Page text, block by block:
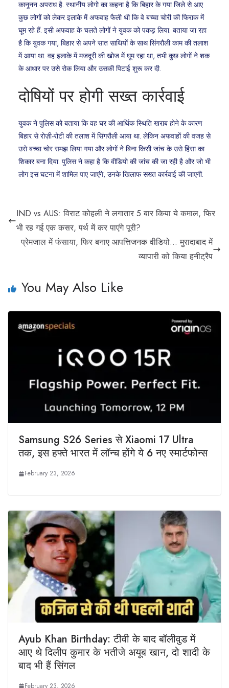
कानूनन अपराध है. स्थानीय लोगो का कहना है कि बिहार के गया जिले से आए
कुछ लोगों को लेकर इलाके में अफवाह फैली थी कि वे बच्चा चोरी की फिराक में
घूम रहे हैं. इसी अफवाह के चलते लोगों ने युवक को पकड़ लिया. बताया जा रहा
है कि युवक गया, बिहार से अपने सात साथियों के साथ सिंगरौली काम की तलाश
में आया था. वह इलाके में मजदूरी की खोज में घूम रहा था, तभी कुछ लोगों ने शक
के आधार पर उसे रोक लिया और उसकी पिटाई शुरू कर दी.
दोषियों पर होगी सख्त कार्रवाई
युवक ने पुलिस को बताया कि वह घर की आर्थिक स्थिति खराब होने के कारण
बिहार से रोज़ी-रोटी की तलाश में सिंगरौली आया था. लेकिन अफवाहों की वजह से
उसे बच्चा चोर समझ लिया गया और लोगों ने बिना किसी जांच के उसे हिंसा का
शिकार बना दिया. पुलिस ने कहा है कि वीडियो की जांच की जा रही है और जो भी
लोग इस घटना में शामिल पाए जाएंगे, उनके खिलाफ सख्त कार्रवाई की जाएगी.
IND vs AUS: विराट कोहली ने लगातार 5 बार किया ये कमाल, फिर
भी रह गई एक कसर, पर्थ में कर पाएंगे पूरी?
प्रेमजाल में फंसाया, फिर बनाए आपत्तिजनक वीडियो… मुरादाबाद में
व्यापारी को किया हनीट्रैप
You May Also Like
Samsung S26 Series से Xiaomi 17 Ultra
तक, इस हफ्ते भारत में लॉन्च होंगे ये 6 नए स्मार्टफोन्स
February 23, 2026
Ayub Khan Birthday: टीवी के बाद बॉलीवुड में
आए थे दिलीप कुमार के भतीजे अयूब खान, दो शादी के
बाद भी हैं सिंगल
February 23, 2026